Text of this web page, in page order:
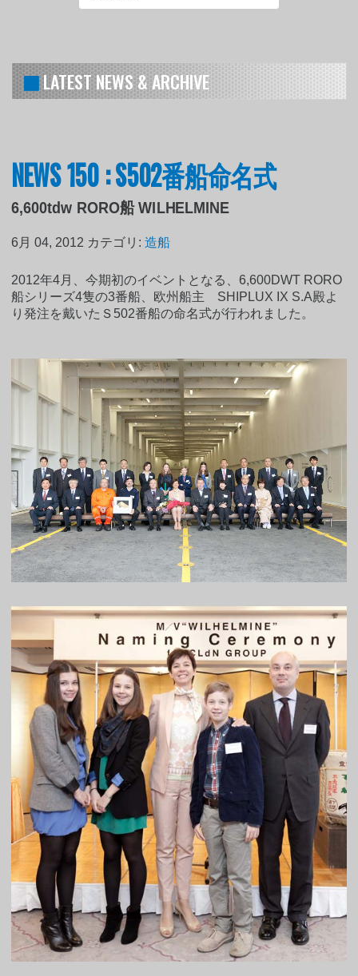
LATEST NEWS & ARCHIVE
NEWS 150 : S502番船命名式
6,600tdw RORO船 WILHELMINE
6月 04, 2012 カテゴリ:造船
2012年4月、今期初のイベントとなる、6,600DWT RORO
船シリーズ4隻の3番船、欧州船主 SHIPLUX IX S.A殿よ
り発注を戴いたＳ502番船の命名式が行われました。